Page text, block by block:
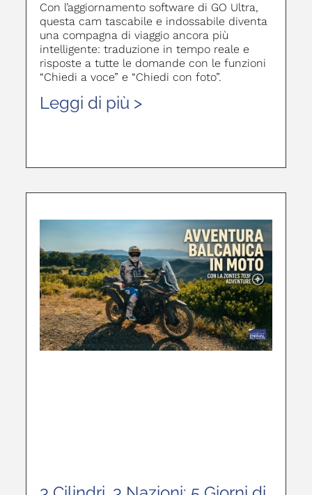
Con l’aggiornamento software di GO Ultra,
questa cam tascabile e indossabile diventa
una compagna di viaggio ancora più
intelligente: traduzione in tempo reale e
risposte a tutte le domande con le funzioni
“Chiedi a voce” e “Chiedi con foto”.
Leggi di più >